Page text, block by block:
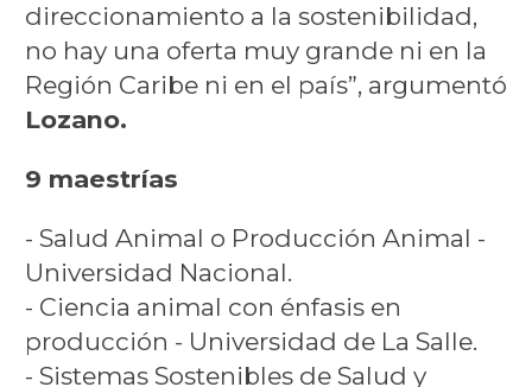
direccionamiento a la sostenibilidad,
no hay una oferta muy grande ni en la
Región Caribe ni en el país”, argumentó
Lozano.
9 maestrías
- Salud Animal o Producción Animal -
Universidad Nacional.
- Ciencia animal con énfasis en
producción - Universidad de La Salle.
- Sistemas Sostenibles de Salud y